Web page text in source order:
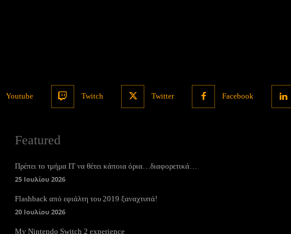
Youtube Twitch Twitter Facebook
Featured
Πρέπει το τμήμα ΙΤ να θέτει κάποια όρια…διαφορετικά…
25 Ιουλίου 2026
Flashback από εφιάλτη του 2019 ξαναχτυπά!
20 Ιουλίου 2026
My Nintendo Switch 2 experience